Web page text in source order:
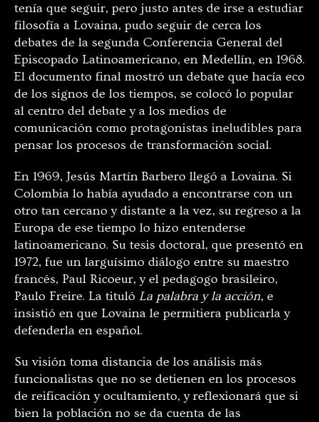
tenía que seguir, pero justo antes de irse a estudiar
filosofía a Lovaina, pudo seguir de cerca los
debates de la segunda Conferencia General del
Episcopado Latinoamericano, en Medellín, en 1968.
El documento final mostró un debate que hacía eco
de los signos de los tiempos, se colocó lo popular
al centro del debate y a los medios de
comunicación como protagonistas ineludibles para
pensar los procesos de transformación social.
En 1969, Jesús Martín Barbero llegó a Lovaina. Si
Colombia lo había ayudado a encontrarse con un
otro tan cercano y distante a la vez, su regreso a la
Europa de ese tiempo lo hizo entenderse
latinoamericano. Su tesis doctoral, que presentó en
1972, fue un larguísimo diálogo entre su maestro
francés, Paul Ricoeur, y el pedagogo brasileiro,
Paulo Freire. La tituló La palabra y la acción, e
insistió en que Lovaina le permitiera publicarla y
defenderla en español.
Su visión toma distancia de los análisis más
funcionalistas que no se detienen en los procesos
de reificación y ocultamiento, y reflexionará que si
bien la población no se da cuenta de las